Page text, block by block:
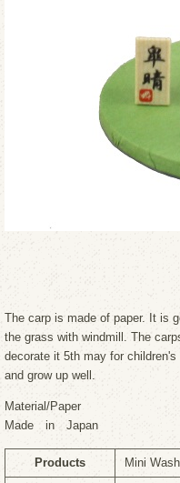
The carp is made of paper. It is
the grass with windmill. The
decorate it 5th may for
and grow up well.
Material/Paper
Made in Japan
Products Mini